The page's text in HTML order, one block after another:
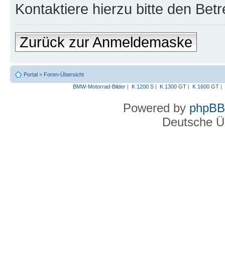
Kontaktiere hierzu bitte den
Zurück zur Anmeldemaske
Portal » Foren-Übersicht
BMW-Motorrad-Bilder| K 1200 S| K 1300 GT| K 1600 GT|
Powered by phpBB
Deutsche